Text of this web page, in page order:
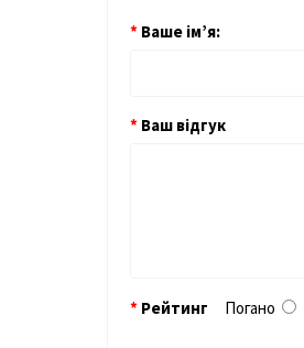
Ваше ім’я:
Ваш відгук
Рейтинг Погано